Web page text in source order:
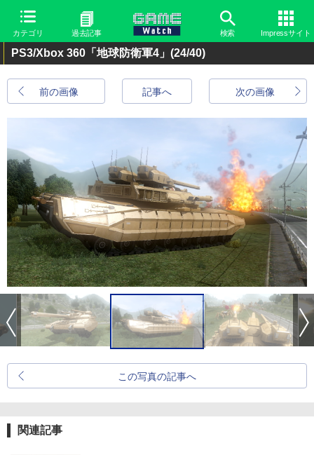
カテゴリ 過去記事 検索 Impressサイト
PS3/Xbox 360「地球防衛軍4」 (24/40)
前の画像 次の画像
記事へ
この写真の記事へ
関連記事